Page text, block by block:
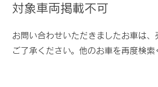
対象車両掲載不可
お問い合わせいただきましたお車は
ご了承ください。他のお車を再度検索